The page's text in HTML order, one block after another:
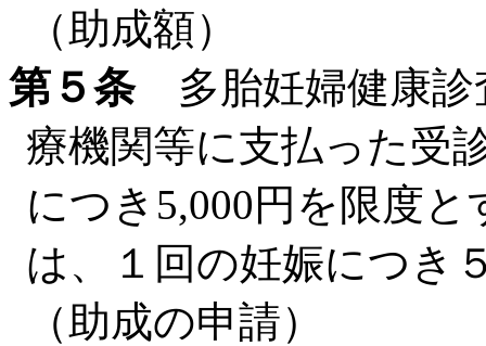
（助成額）
第５条多胎妊婦健康診
療機関等に支払った受
につき5,000円を限度
は、１回の妊娠につき
（助成の申請）